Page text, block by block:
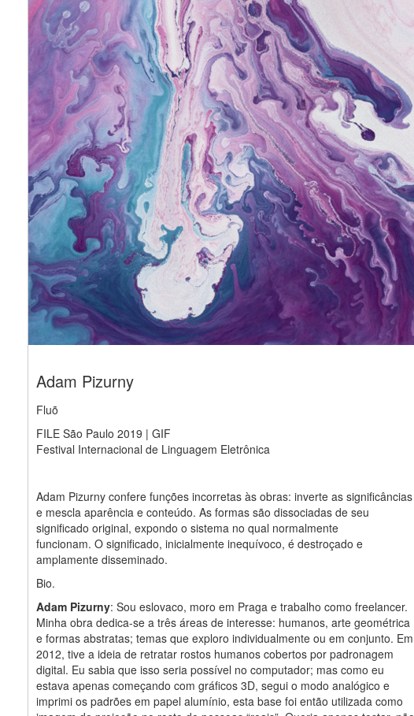
Adam Pizurny
Fluõ
FILE São Paulo 2019 | GIF
Festival Internacional de Linguagem Eletrônica
Adam Pizurny confere funções incorretas às obras: inverte as significâncias
e mescla aparência e conteúdo. As formas são dissociadas de seu
significado original, expondo o sistema no qual normalmente
funcionam. O significado, inicialmente inequívoco, é destroçado e
amplamente disseminado.
Bio.
Adam Pizurny: Sou eslovaco, moro em Praga e trabalho como freelancer.
Minha obra dedica-se a três áreas de interesse: humanos, arte geométrica
e formas abstratas; temas que exploro individualmente ou em conjunto. Em
2012, tive a ideia de retratar rostos humanos cobertos por padronagem
digital. Eu sabia que isso seria possível no computador; mas como eu
estava apenas começando com gráficos 3D, segui o modo analógico e
imprimi os padrões em papel alumínio, esta base foi então utilizada como